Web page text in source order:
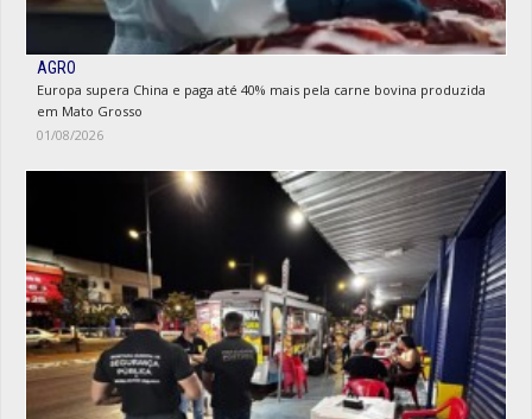
AGRO
Europa supera China e paga até 40% mais pela carne bovina produzida
em Mato Grosso
01/08/2026